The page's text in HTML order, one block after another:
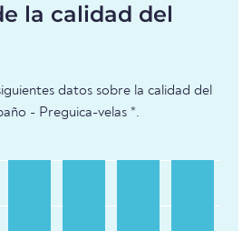
la calidad del
datos sobre la calidad del
- Preguica-velas *.